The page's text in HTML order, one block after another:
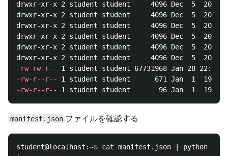
drwxr-xr-x 2 student student     4096 Dec  5  2019
drwxr-xr-x 2 student student     4096 Dec  5  2019
drwxr-xr-x 2 student student     4096 Dec  5  2019
drwxr-xr-x 2 student student     4096 Dec  5  2019
drwxr-xr-x 2 student student     4096 Dec  5  2019
-rw-rw-r--
-rw-r--r--
-rw-r--r--
manifest.json ファイルを確認する
student@localhost:~$ cat manifest.json | python